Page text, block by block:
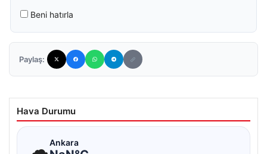
Beni hatırla
Paylaş:
Hava Durumu
Ankara